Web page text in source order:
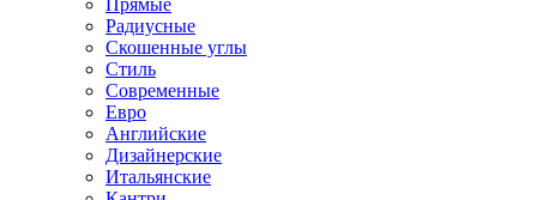
Прямые
Радиусные
Скошенные углы
Стиль
Современные
Евро
Английские
Дизайнерские
Итальянские